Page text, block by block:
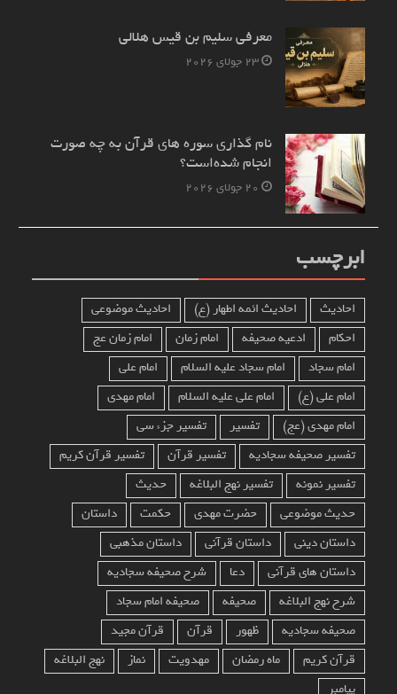
معرفی سلیم بن قیس هلالی
23 جولای 2026
نام‌ گذاری سوره های قرآن به چه صورت
انجام شده‌است؟
20 جولای 2026
ابرچسب
احادیث احادیث ائمه اطهار (ع)
احادیث موضوعی
احکام
ادعیه صحیفه امام زمان
امام زمان عج
امام سجاد
امام سجاد علیه السلام
امام علی
امام علی (ع)
امام علی علیه السلام
امام مهدی
امام مهدی (عج)
تفسیر
تفسیر جزء سی
تفسیر صحیفه سجادیه
تفسیر قرآن
تفسیر قرآن کریم
تفسیر نمونه
تفسیر نهج البلاغه
حدیث
حدیث موضوعی
حضرت مهدی حکمت
داستان
داستان دینی
داستان قرآنی
داستان مذهبی
داستان های قرآنی
دعا
شرح صحیفه سجادیه
شرح نهج البلاغه
صحیفه
صحیفه امام سجاد
صحیفه سجادیه
ظهور قرآن
قرآن مجید
قرآن کریم
ماه رمضان مهدویت نماز
نهج البلاغه
پیامبر